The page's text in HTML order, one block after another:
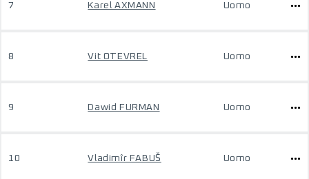
7 Karel AXMANN Uomo
8 Vit OTEVREL Uomo
9 Dawid FURMAN Uomo
10 Vladimîr FABUŠ Uomo